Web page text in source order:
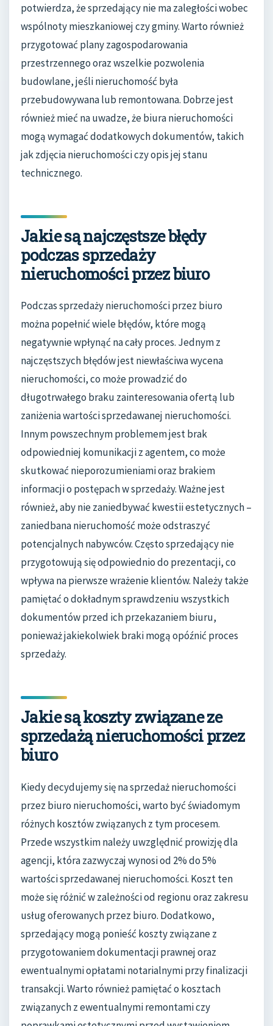
potwierdza, że sprzedający nie ma zaległości wobec
wspólnoty mieszkaniowej czy gminy. Warto również
przygotować plany zagospodarowania
przestrzennego oraz wszelkie pozwolenia
budowlane, jeśli nieruchomość była
przebudowywana lub remontowana. Dobrze jest
również mieć na uwadze, że biura nieruchomości
mogą wymagać dodatkowych dokumentów, takich
jak zdjęcia nieruchomości czy opis jej stanu
technicznego.
Jakie są najczęstsze błędy
podczas sprzedaży
nieruchomości przez biuro
Podczas sprzedaży nieruchomości przez biuro
można popełnić wiele błędów, które mogą
negatywnie wpłynąć na cały proces. Jednym z
najczęstszych błędów jest niewłaściwa wycena
nieruchomości, co może prowadzić do
długotrwałego braku zainteresowania ofertą lub
zaniżenia wartości sprzedawanej nieruchomości.
Innym powszechnym problemem jest brak
odpowiedniej komunikacji z agentem, co może
skutkować nieporozumieniami oraz brakiem
informacji o postępach w sprzedaży. Ważne jest
również, aby nie zaniedbywać kwestii estetycznych –
zaniedbana nieruchomość może odstraszyć
potencjalnych nabywców. Często sprzedający nie
przygotowują się odpowiednio do prezentacji, co
wpływa na pierwsze wrażenie klientów. Należy także
pamiętać o dokładnym sprawdzeniu wszystkich
dokumentów przed ich przekazaniem biuru,
ponieważ jakiekolwiek braki mogą opóźnić proces
sprzedaży.
Jakie są koszty związane ze
sprzedażą nieruchomości przez
biuro
Kiedy decydujemy się na sprzedaż nieruchomości
przez biuro nieruchomości, warto być świadomym
różnych kosztów związanych z tym procesem.
Przede wszystkim należy uwzględnić prowizję dla
agencji, która zazwyczaj wynosi od 2% do 5%
wartości sprzedawanej nieruchomości. Koszt ten
może się różnić w zależności od regionu oraz zakresu
usług oferowanych przez biuro. Dodatkowo,
sprzedający mogą ponieść koszty związane z
przygotowaniem dokumentacji prawnej oraz
ewentualnymi opłatami notarialnymi przy finalizacji
transakcji. Warto również pamiętać o kosztach
związanych z ewentualnymi remontami czy